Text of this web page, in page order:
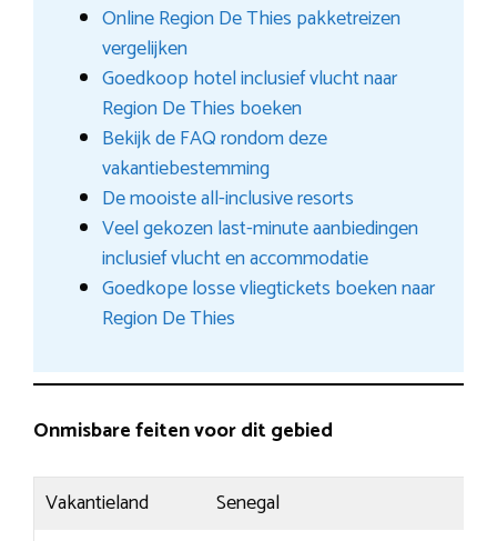
Online Region De Thies pakketreizen
vergelijken
Goedkoop hotel inclusief vlucht naar
Region De Thies boeken
Bekijk de FAQ rondom deze
vakantiebestemming
De mooiste all-inclusive resorts
Veel gekozen last-minute aanbiedingen
inclusief vlucht en accommodatie
Goedkope losse vliegtickets boeken naar
Region De Thies
Onmisbare feiten voor dit gebied
Vakantieland
Senegal